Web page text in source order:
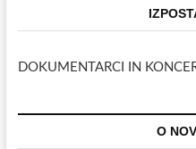
DOKUMENTARCI IN
O